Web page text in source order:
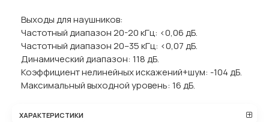
Выходы для наушников:
Частотный диапазон 20-20 кГц: <0,06 дБ.
Частотный диапазон 20–35 кГц: <0,07 дБ.
Динамический диапазон: 118 дБ.
Коэффициент нелинейных искажений+шум: -104 дБ.
Максимальный выходной уровень: 16 дБ.
ХАРАКТЕРИСТИКИ